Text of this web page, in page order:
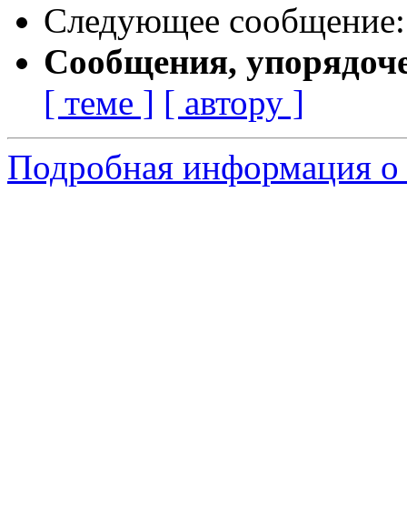
Следующее
Сообщения,
[ теме ] [ автору ]
Подробная информация